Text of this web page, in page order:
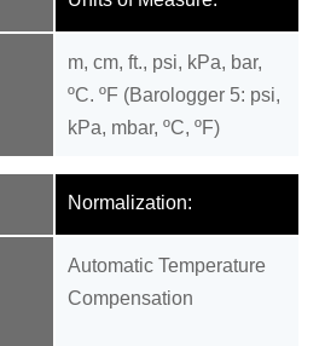
m, cm, ft., psi, kPa, bar,
ºC. ºF (Barologger 5: psi,
kPa, mbar, ºC, ºF)
Normalization:
Automatic Temperature
Compensation